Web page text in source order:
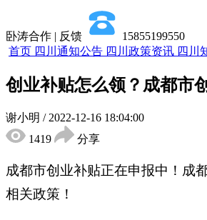
卧涛合作 | 反馈
15855199550
首页 四川通知公告 四川政策资讯 四川
创业补贴怎么领？成都市
谢小明 / 2022-12-16 18:04:00
1419
分享
成都市创业补贴正在申报中！成
相关政策！